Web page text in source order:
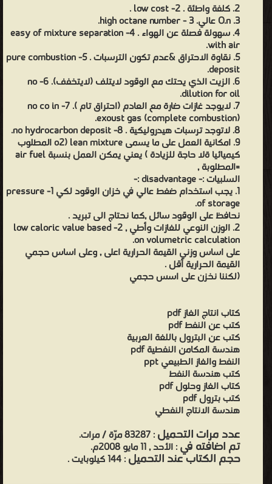
2. كلفة واطئة . 2- low cost .
3. O.n عالي. 3 - high octane number.
4. سهولة فصلة عن الهواء . 4- easy of mixture separation
with air.
5. نقاوة الاحتراق &عدم تكون الترسبات . 5- pure combustion
deposit.
6. الزيت الذي يحتك مع الوقود لايتلف (لايتخفف). 6- no
dilution for oil.
7. لايوجد غازات ضارة مع العادم (احتراق تام ). 7- no co in
exoust gas (complete combustion).
8. لاتوجد ترسبات هيدروليكية . 8- no hydrocarbon deposit.
9. امكانية العمل على ما يسمى lean mixture (o2 المطلوب
كيميائيا ةلا حاجة للزيادة ) يعني يمكن العمل بنسبة air fuel
=المطلوبة ,
السلبيات :- disadvantage :-
1. يجب استخدام ضغط عالي في خزان الوقود لكي 1- pressure
of storage.
نحافظ على الوقود سائل ,كما نحتاج الى تبريد .
2. الوزن النوعي للغازات وأطي , 2- low caloric value based
on volumetric calculation.
على اساس وزني القيمة الحرارية اعلى , وعلى اساس حجمي
القيمة الحرارية أقل .
(لكننا نخزن على اسس حجمي
كتاب انتاج الغاز pdf
كتب عن النفط pdf
كتب عن البترول باللغة العربية
هندسة المكامن النفطية pdf
النفط والغاز الطبيعي ppt
كتب هندسة النفط
كتاب الغاز وحلول pdf
كتب بترول pdf
هندسة الانتاج النفطي
عدد مرات التحميل: 83287 مرّة / مرات.
تم اضافته في: الأحد , 11 مايو 2008م.
حجم الكتاب عند التحميل: 144 كيلوبايت .